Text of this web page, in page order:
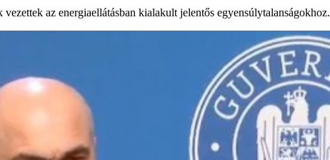
az energiaellátásban kialakult jelentős egyensúlytalanságokhoz.